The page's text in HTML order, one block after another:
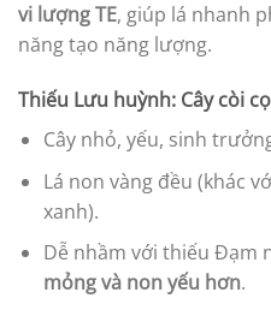
vi lượng TE, giúp lá nhanh
năng tạo năng lượng.
Thiếu Lưu huỳnh: Cây còi
Cây nhỏ, yếu, sinh
Lá non vàng đều (khác
xanh).
Dễ nhầm với thiếu Đạm
mỏng và non yếu hơn.